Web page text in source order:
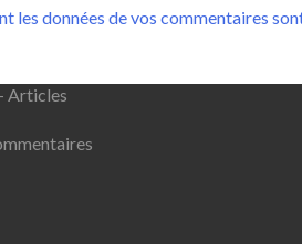
les données de vos commentaires
Articles